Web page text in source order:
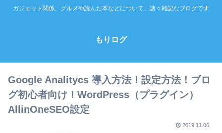
ガジェット関係、グルメや読んだ本などについて、諸々雑記なブログです
もりログ
Google Analitycs 導入方法！設定方法！ブロ
グ初心者向け！WordPress（プラグイン）
AllinOneSEO設定
2019.11.06